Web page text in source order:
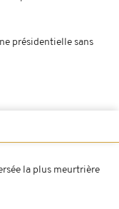
présidentielle sans
la plus meurtrière